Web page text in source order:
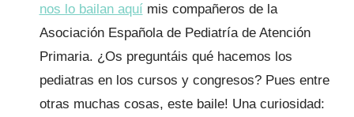
nos lo bailan aquímis compañeros de la
Asociación Española de Pediatría de Atención
Primaria. ¿Os preguntáis qué hacemos los
pediatras en los cursos y congresos? Pues entre
otras muchas cosas, este baile! Una curiosidad: